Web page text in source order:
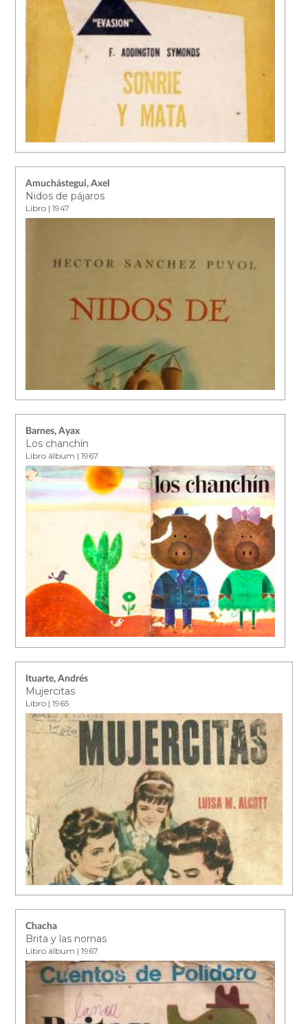
Amuchástegui, Axel
Nidos de pájaros
Libro | 1947
Barnes, Ayax
Los chanchín
Libro álbum | 1967
Ituarte, Andrés
Mujercitas
Libro | 1965
Chacha
Brita y las nornas
Libro álbum | 1967